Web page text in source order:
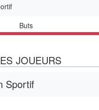
Buts
JOUEURS
Sportif